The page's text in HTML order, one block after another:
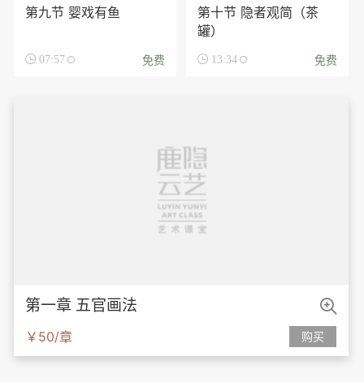
第九节 婴戏有鱼
 07:57 免费
第十节 隐者观简（茶
罐）
 13:34 免费
第一章 五官画法
￥50/章 购买
